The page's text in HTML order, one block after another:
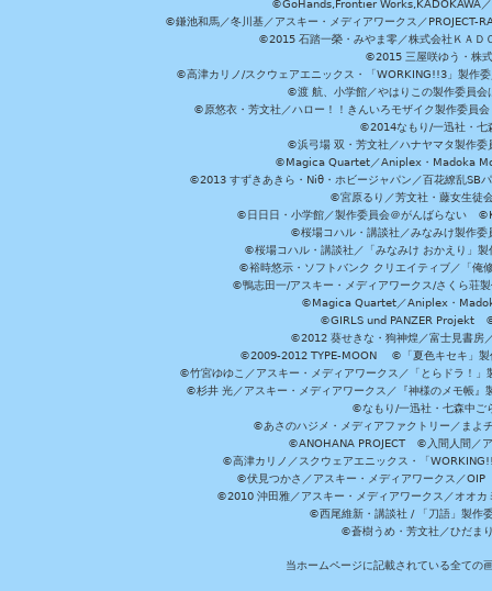
©GoHands,Frontier Works,KADOKAWA
©鎌池和馬／冬川基／アスキー・メディアワークス／
©2015 石踏一榮・みやま零／株式会社ＫＡＤ
©2015 三屋咲ゆう・株
©高津カリノ/スクウェアエニックス・「WORKING!!3」製作
©渡 航、小学館／やはりこの製作委員
©原悠衣・芳文社／ハロー！！きんいろモザイク製作委員
©2014なもり/一迅社・
©浜弓場 双・芳文社／ハナヤマタ製作
©Magica Quartet／Aniplex・Madoka
©2013 すずきあきら・Niθ・ホビージャパン／百花繚乱
©宮原るり／芳文社・藤女生徒
©日日日・小学館／製作委員会＠がんばらない
©桜場コハル・講談社／みなみけ製作
©桜場コハル・講談社／「みなみけ おかえり」
©裕時悠示・ソフトバンク クリエイティブ／「
©鴨志田一/アスキー・メディアワークス/さく
©Magica Quartet／Aniplex・
©GIRLS und PANZER Projekt ©
©2012 葵せきな・狗神煌／富士見書
©2009-2012 TYPE-MOON ©「夏色キセキ」製
©竹宮ゆゆこ／アスキー・メディアワークス／「とらドラ！
©杉井 光／アスキー・メディアワークス／『神様のメモ帳
©なもり/一迅社・七森中
©あさのハジメ・メディアファクトリー／ま
©ANOHANA PROJECT ©入間人間／ア
©高津カリノ／スクウェアエニックス・「
©伏見つかさ／アスキー・メディアワークス／
©2010 沖田雅／アスキー・メディアワークス／オオ
©西尾維新・講談社 / 「刀語」製作
©蒼樹うめ・芳文社／ひだま
当ホームページに記載されている全ての